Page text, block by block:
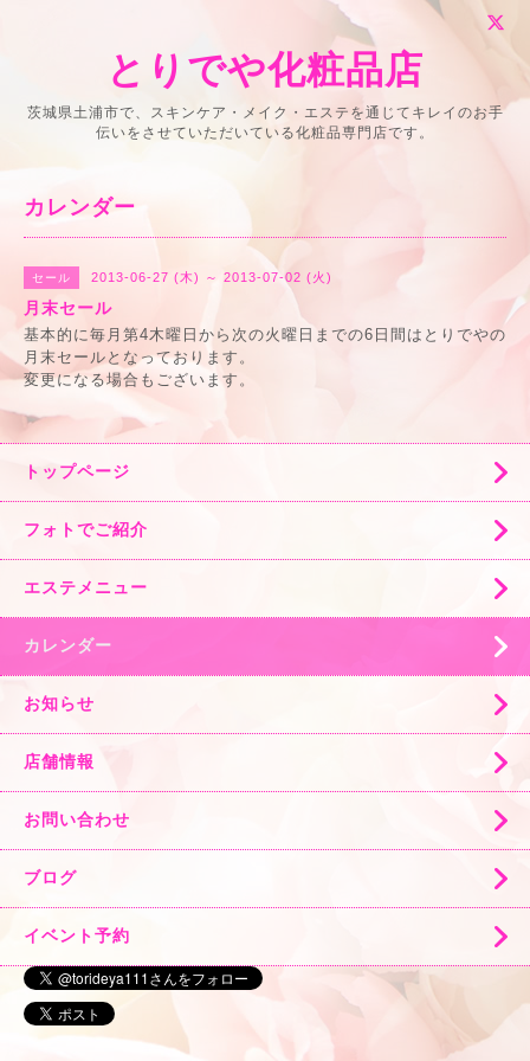
とりでや化粧品店
茨城県土浦市で、スキンケア・メイク・エステを通じてキレイのお手
伝いをさせていただいている化粧品専門店です。
カレンダー
セール 2013-06-27 (木) ～ 2013-07-02 (火)
月末セール
基本的に毎月第4木曜日から次の火曜日までの6日間はとりでやの
月末セールとなっております。
変更になる場合もございます。
トップページ
フォトでご紹介
エステメニュー
カレンダー
お知らせ
店舗情報
お問い合わせ
ブログ
イベント予約